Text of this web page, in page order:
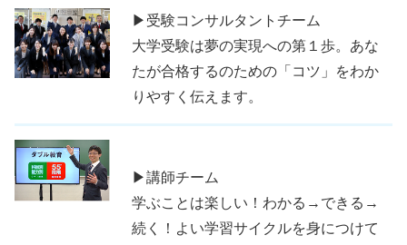
▶受験コンサルタントチーム
大学受験は夢の実現への第１歩。あな
たが合格するのための「コツ」をわか
りやすく伝えます。
▶講師チーム
学ぶことは楽しい！わかる→できる→
続く！よい学習サイクルを身につけて